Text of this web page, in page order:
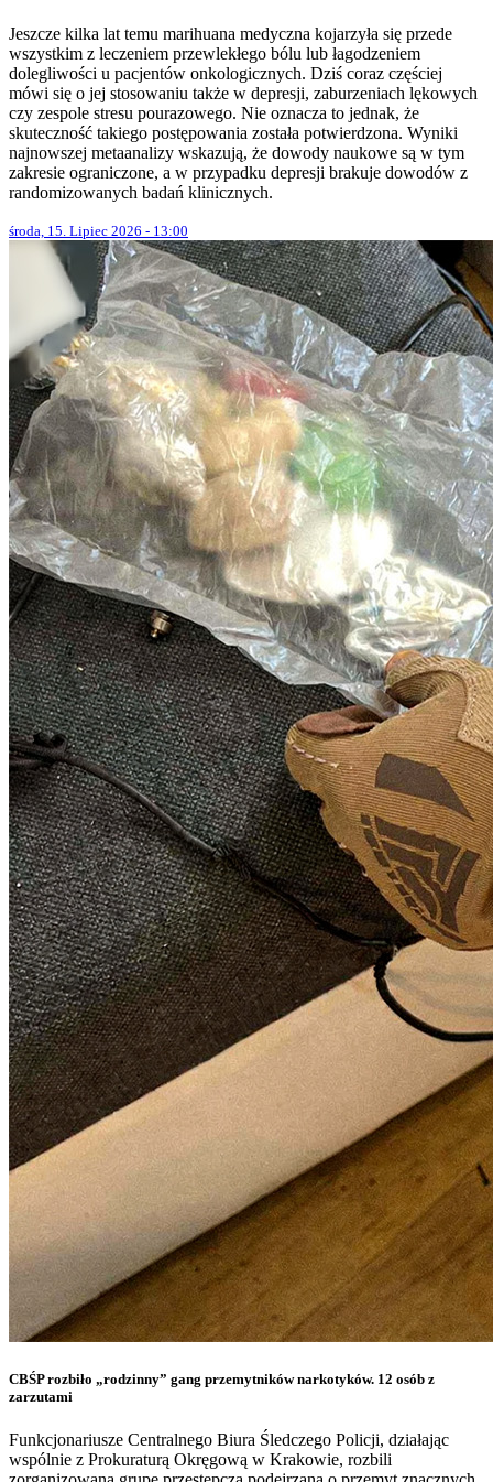
Jeszcze kilka lat temu marihuana medyczna kojarzyła się przede
wszystkim z leczeniem przewlekłego bólu lub łagodzeniem
dolegliwości u pacjentów onkologicznych. Dziś coraz częściej
mówi się o jej stosowaniu także w depresji, zaburzeniach lękowych
czy zespole stresu pourazowego. Nie oznacza to jednak, że
skuteczność takiego postępowania została potwierdzona. Wyniki
najnowszej metaanalizy wskazują, że dowody naukowe są w tym
zakresie ograniczone, a w przypadku depresji brakuje dowodów z
randomizowanych badań klinicznych.
środa, 15. Lipiec 2026 - 13:00
CBŚP rozbiło „rodzinny” gang przemytników narkotyków. 12 osób z
zarzutami
Funkcjonariusze Centralnego Biura Śledczego Policji, działając
wspólnie z Prokuraturą Okręgową w Krakowie, rozbili